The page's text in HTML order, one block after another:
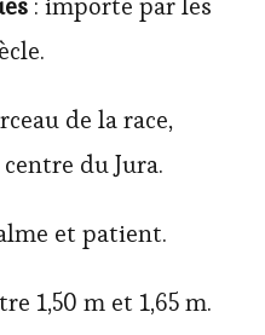
: importé par les
de la race,
du Jura.
et patient.
1,50 m et 1,65 m.